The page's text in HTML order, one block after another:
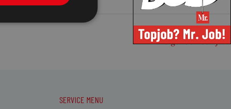
Volgende Bedrijf→
SERVICE MENU